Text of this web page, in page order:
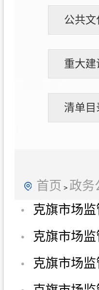
公共文
重大建
清单目
首页 > 政务